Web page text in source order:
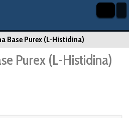
Base Purex (L-Histidina)
Purex (L-Histidina)